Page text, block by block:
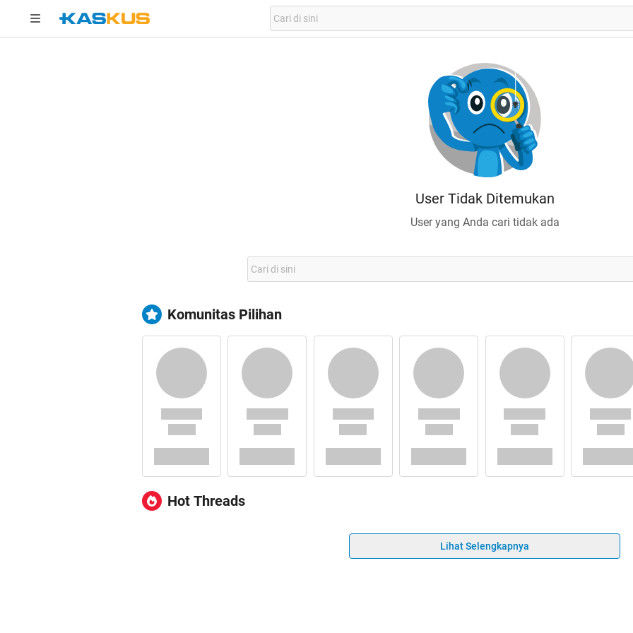
User Tidak Ditemukan
User yang Anda cari tidak ada
Komunitas Pilihan
Hot Threads
Lihat Selengkapnya